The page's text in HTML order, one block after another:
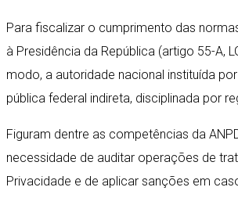
Para fiscalizar o cumprimento das
à Presidência da República (artigo 55-A,
modo, a autoridade nacional instituída
pública federal indireta, disciplinada por
Figuram dentre as competências da
necessidade de auditar operações de
Privacidade e de aplicar sanções em